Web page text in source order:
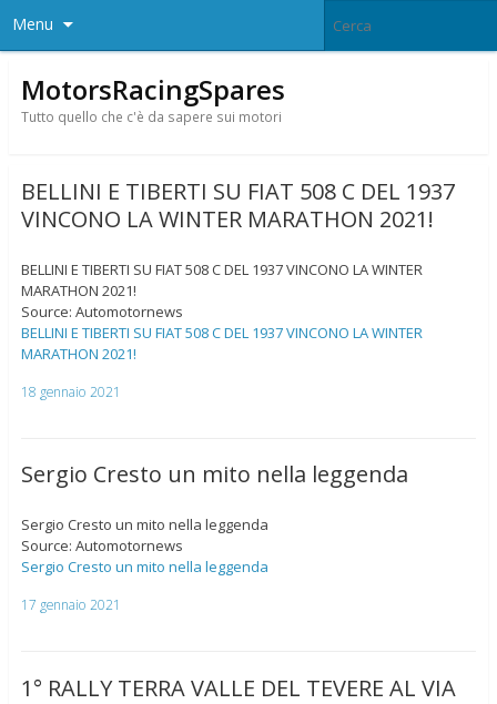
Menu
MotorsRacingSpares
Tutto quello che c'è da sapere sui motori
BELLINI E TIBERTI SU FIAT 508 C DEL 1937
VINCONO LA WINTER MARATHON 2021!
BELLINI E TIBERTI SU FIAT 508 C DEL 1937 VINCONO LA WINTER
MARATHON 2021!
Source: Automotornews
BELLINI E TIBERTI SU FIAT 508 C DEL 1937 VINCONO LA WINTER
MARATHON 2021!
18 gennaio 2021
Sergio Cresto un mito nella leggenda
Sergio Cresto un mito nella leggenda
Source: Automotornews
Sergio Cresto un mito nella leggenda
17 gennaio 2021
1° RALLY TERRA VALLE DEL TEVERE AL VIA